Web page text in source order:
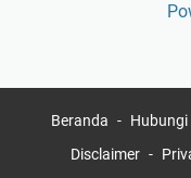
Beranda Hubungi
Disclaimer